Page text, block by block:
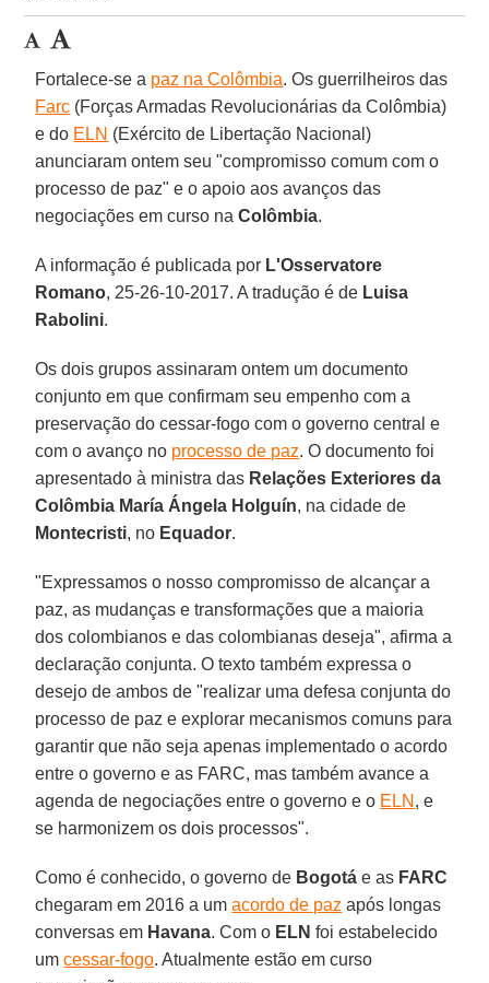
Fortalece-se a paz na Colômbia. Os guerrilheiros das
Farc (Forças Armadas Revolucionárias da Colômbia)
e do ELN (Exército de Libertação Nacional)
anunciaram ontem seu "compromisso comum com o
processo de paz" e o apoio aos avanços das
negociações em curso naColômbia.
A informação é publicada por L'Osservatore
Romano, 25-26-10-2017. A tradução é de Luisa
Rabolini.
Os dois grupos assinaram ontem um documento
conjunto em que confirmam seu empenho com a
preservação do cessar-fogo com o governo central e
com o avanço no processo de paz. O documento foi
apresentado à ministra das Relações Exteriores da
Colômbia María Ángela Holguín, na cidade de
Montecristi, no Equador.
"Expressamos o nosso compromisso de alcançar a
paz, as mudanças e transformações que a maioria
dos colombianos e das colombianas deseja", afirma a
declaração conjunta. O texto também expressa o
desejo de ambos de "realizar uma defesa conjunta do
processo de paz e explorar mecanismos comuns para
garantir que não seja apenas implementado o acordo
entre o governo e as FARC, mas também avance a
agenda de negociações entre o governo e o ELN , e
se harmonizem os dois processos".
Como é conhecido, o governo de Bogotá e as FARC
chegaram em 2016 a umacordo de paz após longas
conversas em Havana. Com o ELN foi estabelecido
umcessar-fogo. Atualmente estão em curso